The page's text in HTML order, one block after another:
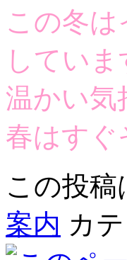
この冬
してい
温かい気
春はすぐ
この投稿
案内 カ